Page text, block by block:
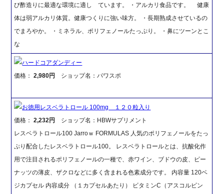
び酢造りに最適な環境に適し ています。 ・アルカリ食品です。 健康
体は弱アルカリ体質。健康つくりに強い味方。 ・長期熟成させているの
でまろやか。 ・ミネラル、ポリフェノールたっぷり。 ・鼻にツーンとこ
な
ハードコアダンディー
価格：2,980円 ショップ名：パワスポ
お徳用レスベラトロール 100mg １２０粒入り
価格：2,232円
ショップ名：HBWサプリメント
レスベラトロール100 Jarroｗ FORMULAS 人気のポリフェノールをたっ
ぷり配合したレスベラトロール100。 レスベラトロールとは、抗酸化作
用で注目されるポリフェノールの一種で、赤ワイン、ブドウの皮、ピー
ナッツの薄皮、ザクロなどに多く含まれる色素成分です。 内容量 120ベ
ジカプセル 内容成分 （１カプセルあたり） ビタミンC（アスコルビン